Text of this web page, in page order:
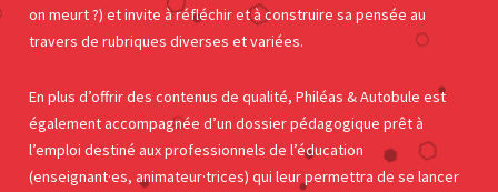
on meurt ?) et invite à réfléchir et à construire sa pensée au
travers de rubriques diverses et variées.
En plus d’offrir des contenus de qualité, Philéas & Autobule est
également accompagnée d’un dossier pédagogique prêt à
l’emploi destiné aux professionnels de l’éducation
(enseignant·es, animateur·trices) qui leur permettra de se lancer